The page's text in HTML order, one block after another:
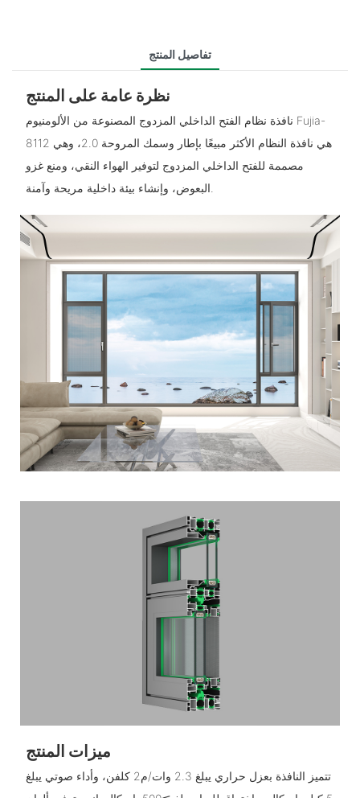
تفاصيل المنتج
نظرة عامة على المنتج
نافذة نظام الفتح الداخلي المزدوج المصنوعة من الألومنيوم Fujia-
8112 هي نافذة النظام الأكثر مبيعًا بإطار وسمك المروحة 2.0، وهي
مصممة للفتح الداخلي المزدوج لتوفير الهواء النقي، ومنع غزو
ميزات المنتج
تتميز النافذة بعزل حراري يبلغ 2.3 وات/م2 كلفن، وأداء صوتي يبلغ